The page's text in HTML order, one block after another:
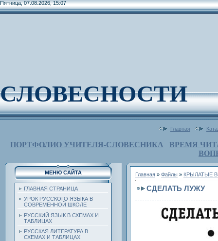
Пятница, 07.08.2026, 15:07
СЛОВЕСНОСТИ
Главная
ПОРТФОЛИО УЧИТЕЛЯ-СЛОВЕСНИКА
ВРЕМЯ
МЕНЮ САЙТА
ГЛАВНАЯ СТРАНИЦА
УРОК РУССКОГО ЯЗЫКА В
СОВРЕМЕННОЙ ШКОЛЕ
РУССКИЙ ЯЗЫК В СХЕМАХ И
ТАБЛИЦАХ
РУССКАЯ ЛИТЕРАТУРА В
СХЕМАХ И ТАБЛИЦАХ
Главная » Файлы » КРЫЛАТЫЕ
СДЕЛАТЬ ЛУЖУ